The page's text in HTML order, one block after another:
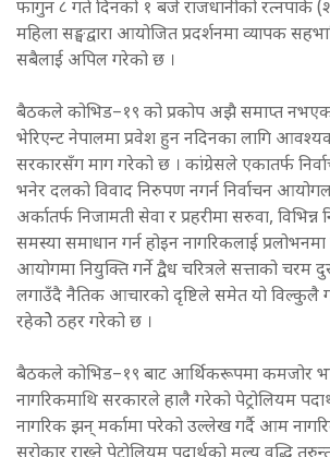
फागुन ८ गते दिनको १ बजे राजधानीको रत्नपार्क
महिला सङ्घद्वारा आयोजित प्रदर्शनमा व्यापक
सबैलाई अपिल गरेको छ ।
बैठकले कोभिड–१९ को प्रकोप अझै समाप्त
भेरिएन्ट नेपालमा प्रवेश हुन नदिनका लागि
सरकारसँग माग गरेको छ । कांग्रेसले एकातर्फ
भनेर दलको विवाद निरुपण नगर्न निर्वाचन
अर्कातर्फ निजामती सेवा र प्रहरीमा सरुवा,
समस्या समाधान गर्न होइन नागरिकलाई प्रलोभनमा
आयोगमा नियुक्ति गर्ने द्वैध चरित्रले सत्ताको
लगाउँदै नैतिक आचारको दृष्टिले समेत यो
रहेकोे ठहर गरेको छ ।
बैठकले कोभिड–१९ बाट आर्थिकरूपमा कमजोर
नागरिकमाथि सरकारले हालै गरेको पेट्रोलियम
नागरिक झन् मर्कामा परेको उल्लेख गर्दै आम